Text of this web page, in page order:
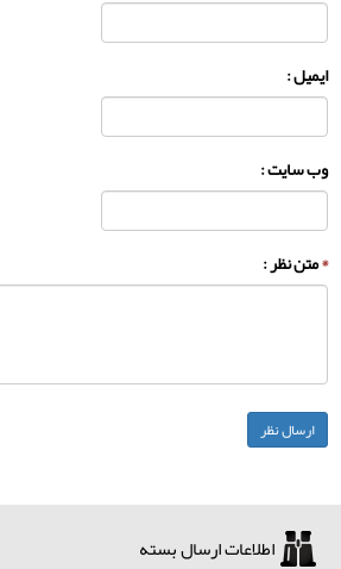
ایمیل :
وب سایت :
*متن نظر :
اطلاعات ارسال بسته